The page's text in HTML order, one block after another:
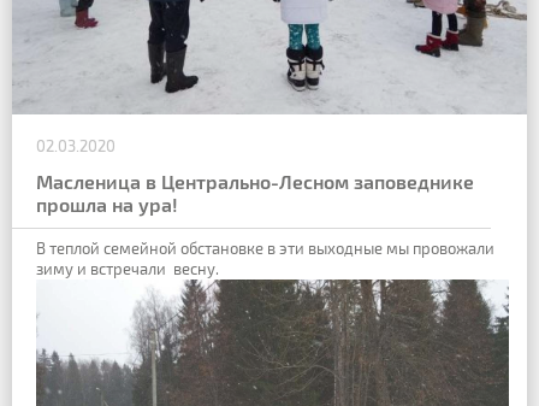
02.03.2020
Масленица в Центрально-Лесном заповеднике
прошла на ура!
В теплой семейной обстановке в эти выходные мы провожали
зиму и встречали весну.